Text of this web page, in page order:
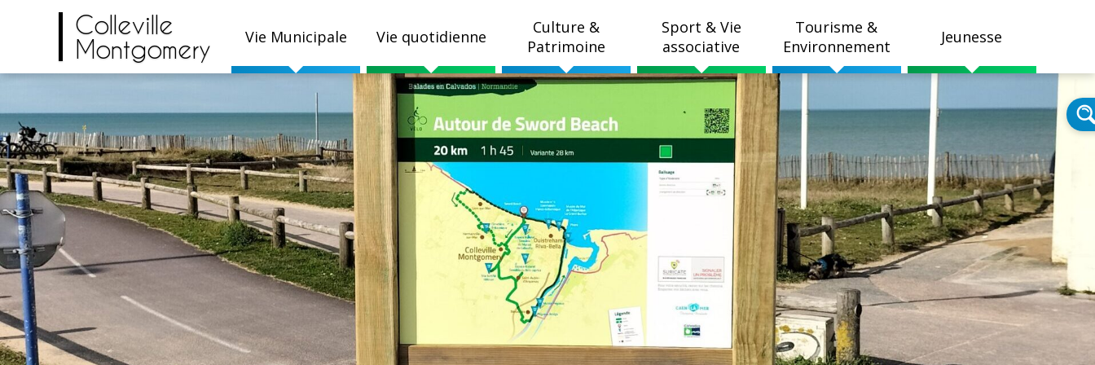
Colleville
Montgomery
Vie Municipale Vie quotidienne
Culture &
Patrimoine
Sport & Vie
associative
Tourisme &
Environnement
Jeunesse